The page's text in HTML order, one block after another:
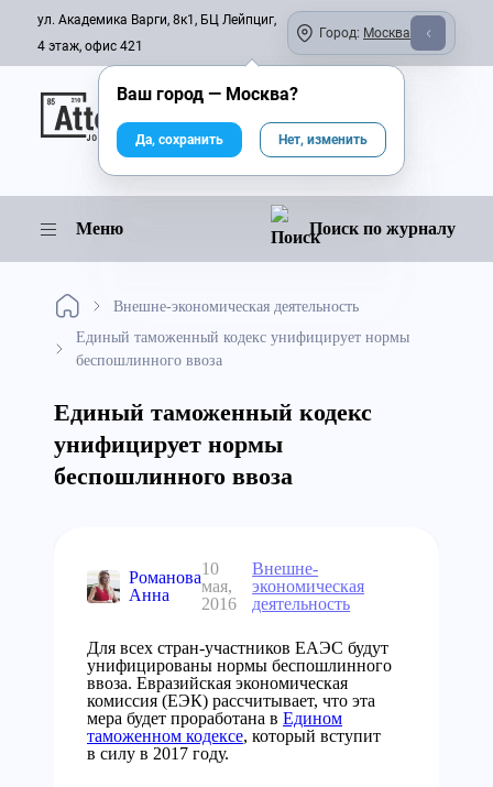
ул. Академика Варги, 8к1, БЦ Лейпциг,
4 этаж, офис 421
Город: Москва
Онлайн-журнал
Меню Поиск по журналу
Внешне-экономическая деятельность
Единый таможенный кодекс унифицирует нормы
беспошлинного ввоза
Единый таможенный кодекс
унифицирует нормы
беспошлинного ввоза
Романова
Анна
10
мая,
2016
Внешне-
экономическая
деятельность
Для всех стран-участников ЕАЭС будут
унифицированы нормы беспошлинного
ввоза. Евразийская экономическая
комиссия (ЕЭК) рассчитывает, что эта
мера будет проработана в Едином
таможенном кодексе, который вступит
в силу в 2017 году.
Ваш город — Москва?
Да, сохранить Нет, изменить